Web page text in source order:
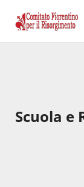
Scuola e